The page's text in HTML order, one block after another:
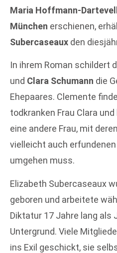
Maria Hoffmann-
München erschienen,
Subercaseaux den
In ihrem Roman schildert
und Clara Schumann die
Ehepaares. Clemente
todkranken Frau Clara
eine andere Frau, mit
vielleicht auch
umgehen muss.
Elizabeth Subercaseaux
geboren und arbeitete
Diktatur 17 Jahre lang als
Untergrund. Viele
ins Exil geschickt, sie